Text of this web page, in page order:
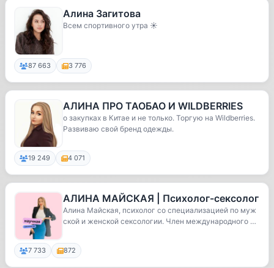
Алина Загитова
Всем спортивного утра ☀️
87 663 3 776
АЛИНА ПРО ТАОБАО И WILDBERRIES
о закупках в Китае и не только. Торгую на Wildberries.
Развиваю свой бренд одежды.
19 249 4 071
АЛИНА МАЙСКАЯ | Психолог-сексолог
Алина Майская, психолог со специализацией по муж
ской и женской сексологии. Член международного о
7 733 872